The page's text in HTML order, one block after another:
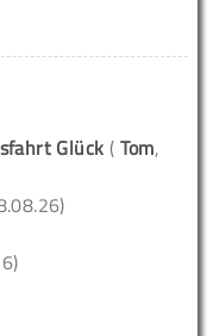
Glück ( Tom,